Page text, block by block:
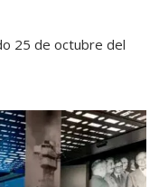
25 de octubre del